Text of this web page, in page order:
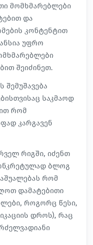
მომხმარებლები
და
კონტენტით
უფრო
შეიძინეთ.
შემუშავება
საკმაოდ
რომ
კარგავენ
რიგში, იძენთ
ბლოგ
რომ
დამატებითი
როგორც წესი,
დროს), რაც